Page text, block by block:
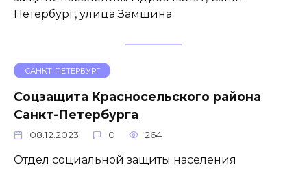
Петербург, улица Замшина
САНКТ-ПЕТЕРБУРГ
Соцзащита Красносельского района
Санкт-Петербурга
08.12.2023 0 264
Отдел социальной защиты населения